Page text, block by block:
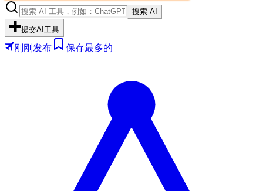
搜索 AI
提交AI工具
刚刚发布 保存最多的